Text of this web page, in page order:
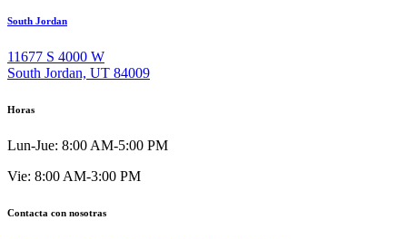
South Jordan
11677 S 4000 W
South Jordan, UT 84009
Horas
Lun-Jue: 8:00 AM-5:00 PM
Vie: 8:00 AM-3:00 PM
Contacta con nosotras